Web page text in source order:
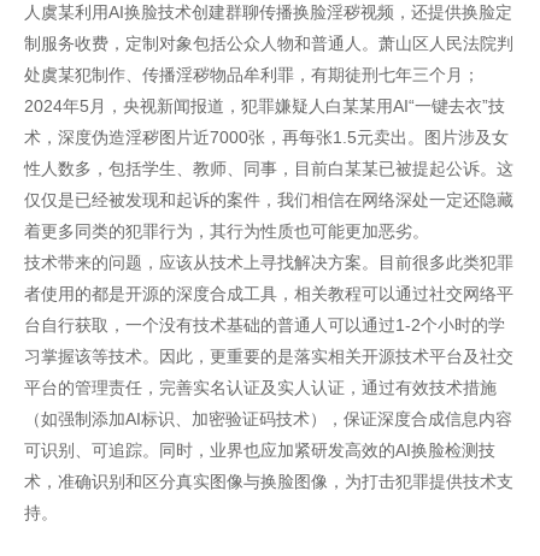
人虞某利用AI换脸技术创建群聊传播换脸淫秽视频，还提供换脸定
制服务收费，定制对象包括公众人物和普通人。萧山区人民法院判
处虞某犯制作、传播淫秽物品牟利罪，有期徒刑七年三个月；
2024年5月，央视新闻报道，犯罪嫌疑人白某某用AI“一键去衣”技
术，深度伪造淫秽图片近7000张，再每张1.5元卖出。图片涉及女
性人数多，包括学生、教师、同事，目前白某某已被提起公诉。这
仅仅是已经被发现和起诉的案件，我们相信在网络深处一定还隐藏
着更多同类的犯罪行为，其行为性质也可能更加恶劣。
技术带来的问题，应该从技术上寻找解决方案。目前很多此类犯罪
者使用的都是开源的深度合成工具，相关教程可以通过社交网络平
台自行获取，一个没有技术基础的普通人可以通过1-2个小时的学
习掌握该等技术。因此，更重要的是落实相关开源技术平台及社交
平台的管理责任，完善实名认证及实人认证，通过有效技术措施
（如强制添加AI标识、加密验证码技术），保证深度合成信息内容
可识别、可追踪。同时，业界也应加紧研发高效的AI换脸检测技
术，准确识别和区分真实图像与换脸图像，为打击犯罪提供技术支
持。